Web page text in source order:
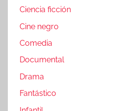
Ciencia ficción
Cine negro
Comedia
Documental
Drama
Fantástico